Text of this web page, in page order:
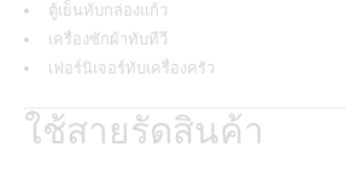
ตู้เย็นทับกล่องแก้ว
เครื่องซักผ้าทับทีวี
เฟอร์นิเจอร์ทับเครื่องครัว
ใช้สายรัดสินค้า